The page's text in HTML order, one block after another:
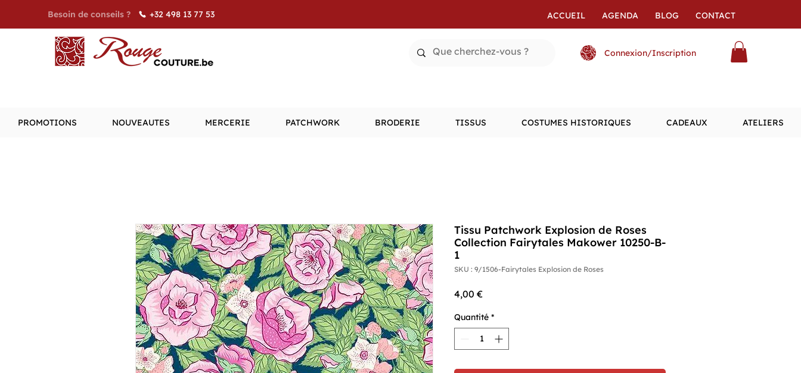
Besoin de conseils ? +32 498 13 77 53 ACCUEIL AGENDA BLOG CONTACT
Connexion/Inscription
PROMOTIONS NOUVEAUTES MERCERIE PATCHWORK BRODERIE TISSUS COSTUMES HISTORIQUES CADEAUX ATELIERS
Tissu Patchwork Explosion de Roses
Collection Fairytales Makower 10250-B-
1
SKU : 9/1506-Fairytales Explosion de Roses
4,00 €Prix
Quantité *